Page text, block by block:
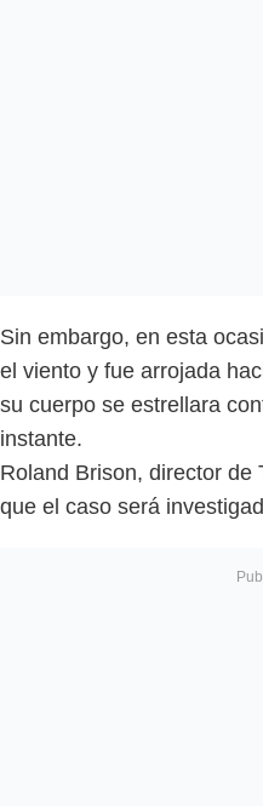
Sin embargo, en esta
el viento y fue arrojada
su cuerpo se estrellara
instante.
Roland Brison, director de
que el caso será